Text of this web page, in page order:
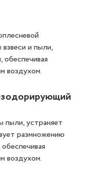
и пыли,
обеспечивая
воздухом.
пыли, устраняет
размножению
воздухом.